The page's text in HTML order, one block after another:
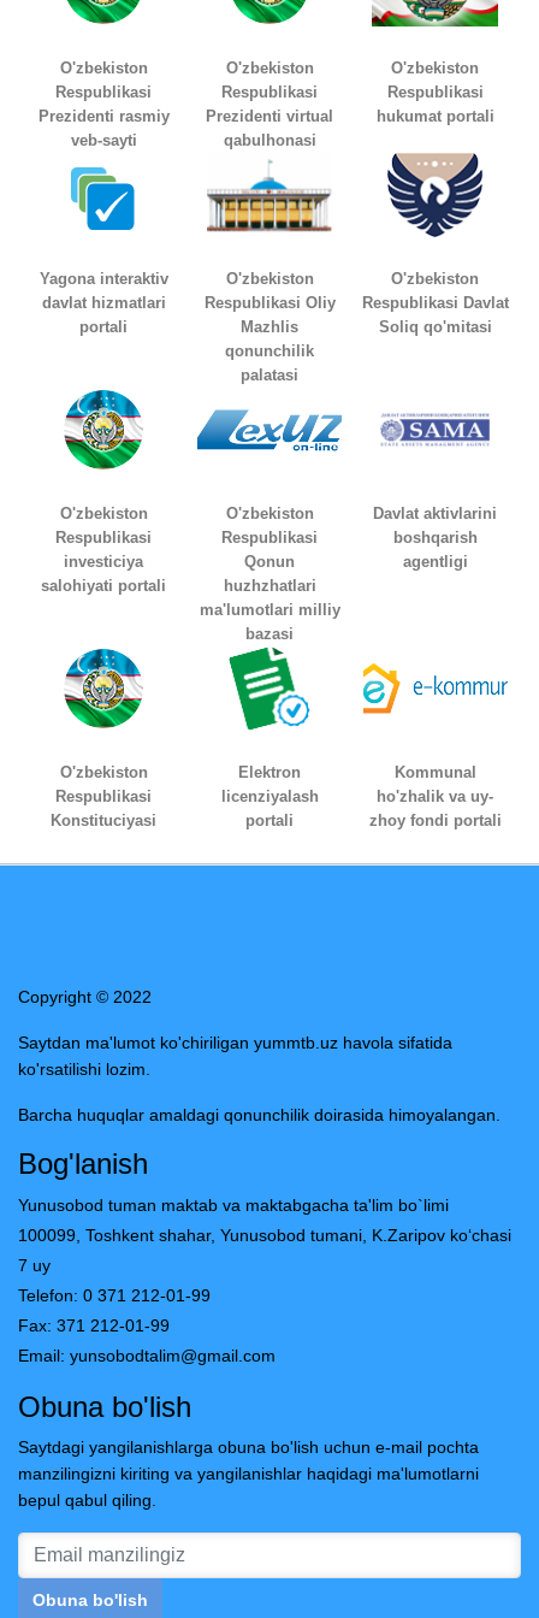
O'zbekiston
Respublikasi
Prezidenti rasmiy
veb-sayti
O'zbekiston
Respublikasi
Prezidenti virtual
qabulhonasi
O'zbekiston
Respublikasi
hukumat portali
Yagona interaktiv
davlat hizmatlari
portali
O'zbekiston
Respublikasi Oliy
Mazhlis
qonunchilik
palatasi
O'zbekiston
Respublikasi Davlat
Soliq qo'mitasi
O'zbekiston
Respublikasi
investiciya
salohiyati portali
O'zbekiston
Respublikasi
Qonun
huzhzhatlari
ma'lumotlari milliy
bazasi
Davlat aktivlarini
boshqarish
agentligi
O'zbekiston
Respublikasi
Konstituciyasi
Elektron
licenziyalash
portali
Kommunal
ho'zhalik va uy-
zhoy fondi portali
Copyright © 2022
Saytdan ma'lumot ko'chiriligan yummtb.uz havola sifatida
ko'rsatilishi lozim.
Barcha huquqlar amaldagi qonunchilik doirasida himoyalangan.
Bog'lanish
Yunusobod tuman maktab va maktabgacha ta'lim bo`limi
100099, Toshkent shahar, Yunusobod tumani, K.Zaripov ko‘chasi
7 uy
Telefon: 0 371 212-01-99
Fax: 371 212-01-99
Email: yunsobodtalim@gmail.com
Obuna bo'lish
Saytdagi yangilanishlarga obuna bo'lish uchun e-mail pochta
manzilingizni kiriting va yangilanishlar haqidagi ma'lumotlarni
bepul qabul qiling.
Obuna bo'lish